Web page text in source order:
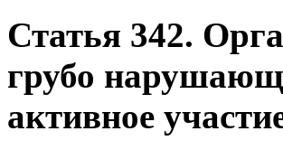
Статья 342.
грубо
активное